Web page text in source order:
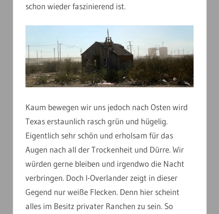
schon wieder faszinierend ist.
Kaum bewegen wir uns jedoch nach Osten wird
Texas erstaunlich rasch grün und hügelig.
Eigentlich sehr schön und erholsam für das
Augen nach all der Trockenheit und Dürre. Wir
würden gerne bleiben und irgendwo die Nacht
verbringen. Doch I-Overlander zeigt in dieser
Gegend nur weiße Flecken. Denn hier scheint
alles im Besitz privater Ranchen zu sein. So